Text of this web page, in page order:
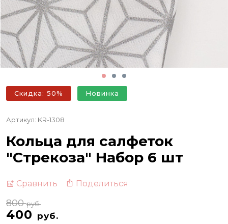
Скидка: 50% Новинка
Артикул: KR-1308
Кольца для салфеток
"Стрекоза" Набор 6 шт
Сравнить Поделиться
400 руб.
800руб.